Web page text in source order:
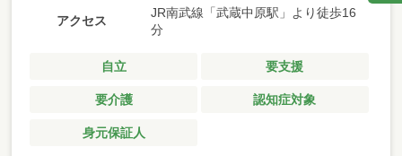
アクセス
JR南武線「武蔵中原駅」より徒歩16
分
自立 要支援
要介護 認知症対象
身元保証人